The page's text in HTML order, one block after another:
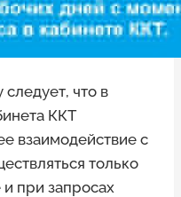
что в
ККТ
взаимодействие с
только
и при запросах